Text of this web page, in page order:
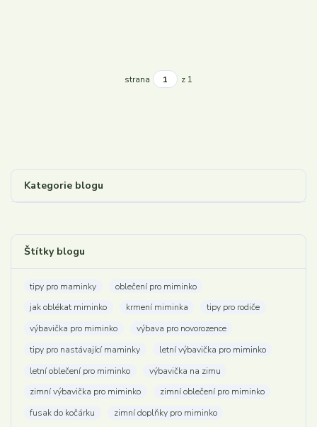
Kategorie blogu
Štítky blogu
tipy pro maminky
oblečení pro miminko
jak oblékat miminko
krmení miminka
tipy pro rodiče
výbavička pro miminko
výbava pro novorozence
tipy pro nastávající maminky
letní výbavička pro miminko
letní oblečení pro miminko
výbavička na zimu
zimní výbavička pro miminko
zimní oblečení pro miminko
fusak do kočárku
zimní doplňky pro miminko
strana z 1